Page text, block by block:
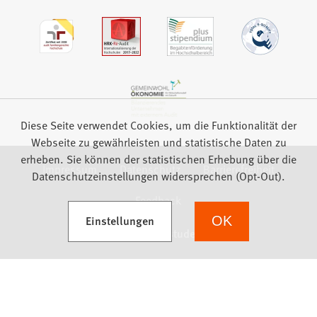
Impressum Datenschutz
Barrierefreiheit
Feedback
Diese Seite verwendet Cookies, um die Funktionalität der
Webseite zu gewährleisten und statistische Daten zu
erheben. Sie können der statistischen Erhebung über die
Datenschutzeinstellungen widersprechen (Opt-Out).
Einstellungen
(Öffnet in einem neuen Tab) OK